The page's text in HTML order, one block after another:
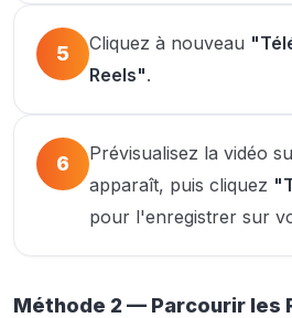
5 Cliquez à nouveau
Reels".
6
Prévisualisez la vidéo
apparaît, puis cliquez
pour l'enregistrer sur
Méthode 2 — Parcourir les